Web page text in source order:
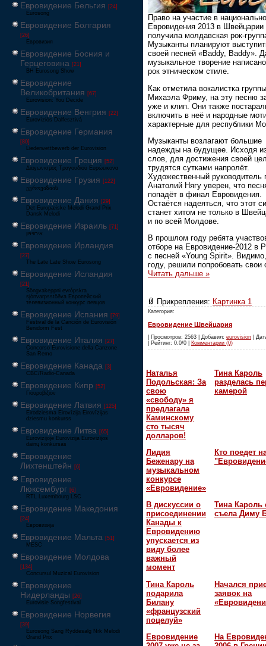
Евровидение Бельгия [24]
Eurosong
Евровидение Болгария
[26]
Евровизия
Евровидение Босния и
Герцеговина [21]
BH Eurosong Show
Евровидение
Великобритания [67]
Eurovision: You Decide
Евровидение Венгрия [22]
Eurovíziós Dalfesztivá
Евровидение Германия
[80]
Liederwettbewerb der Eurovision
Евровидение Греция [52]
Διαγωνισμός Τραγουδιού Ευρώεικονα
Евровидение Грузия [122]
ევროვიზიის
Евровидение Дания [29]
Det Europæiske Melodi Grand Prix
Dansk Melodi
Евровидение Израиль [71]
‏אירוויזיון
Евровидение Ирландия
[27]
The Late Late Show Eurosong
Евровидение Исландия
[21]
Söngvakeppni evrópskra
sjónvarpsstöðva Европейский
телевизионный конкурс певцов
Евровидение Испания [79]
Festival de la Canción de Eurovisión
Benidorm Fest
Евровидение Италия [27]
Concorso Eurovisione della Canzone
San Remo
Евровидение Канада [3]
CBC/Radio-Canada
Евровидение Кипр [52]
Γιουροβίζιον
Евровидение Латвия [125]
Eirodziesma Eirovīzija Eirovīzijas
dziesmu konkurss
Евровидение Литва [65]
Eurovizijoje Eurovizija Eurovizijos
dainų konkursas
Евровидение
Лихтенштейн [6]
Евровидение
Люксембург [6]
RTL Luxembourg LSC
Евровидение Македония
[24]
Евровизија
Евровидение Мальта [51]
MESC
Евровидение Молдова
[134]
Concursul Muzical Eurovision
Евровидение
Нидерланды [26]
Eurovisie Songfestival
Евровидение Норвегия
[39]
Eurosong Sang Ryddesalg Nrk Melodi
Grand Prix
Право на участие в
Евровидения 2013 в Швейцарии
получила молдавская рок-
Музыканты планируют
своей песней «Baddy, Baddy».
музыкальное творение
рок этническом стиле.
Как отметила вокалистка группы
Михаэла Фриму, на эту песню
уже и клип. Они также
включить в неё и народные
характерные для республики
Музыканты возлагают большие
надежды на будущее. Исходя
слов, для достижения своей
трудятся сутками напролёт.
Художественный руководитель
Анатолий Нягу уверен, что
попадёт в финал Евровидения.
Остаётся надеяться, что этот
станет хитом не только в
и по всей Молдове.
В прошлом году ребята
отборе на Евровидение-2012 в
с песней «Young Spirit».
году, решили попробовать
Читать дальше »
Прикрепления: Картинка 1
Категория:
Евровидение Швейцария
| Просмотров: 2563 | Добавил: eurovision |
| Рейтинг: 0.0/0 | Комментарии (0)
Наталья
Подольская: За
свою
«свободу» я
предлагала
Каминскому
сто тысяч
долларов!
Тина Кароль
разделась
камерой
Лидия
Беженару на
музыкальном
конкурсе
«Евровидение»
Кто поедет
В дискуссии о
присоединении
Канады к
Евровидению
упускается из
виду более
важный
момент
Тина Кароль
съела Диму
Тина Кароль
подарила
Билану
«французский
поцелуй»
Начался
заявок на
Евровидение
На